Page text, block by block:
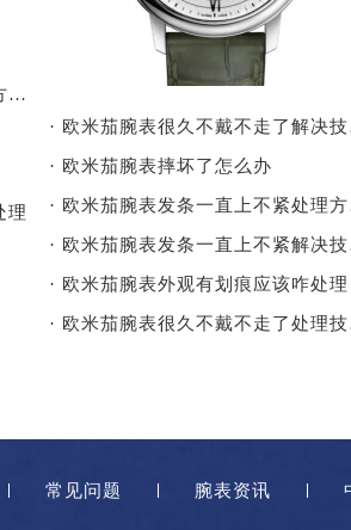
· 欧米茄腕表很久不戴不走了处理方法详解
理
·
· 欧米茄腕表摔坏了怎么办
·
·
· 欧米茄腕表外观有划痕应该咋处理
·
常见问题 腕表资讯